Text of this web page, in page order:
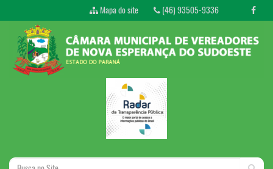
Mapa do site (46) 93505-9336